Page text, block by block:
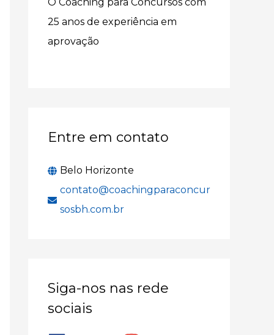
25 anos de experiência em
aprovação
Entre em contato
Belo Horizonte
contato@coachingparaconcur
sosbh.com.br
Siga-nos nas rede
sociais